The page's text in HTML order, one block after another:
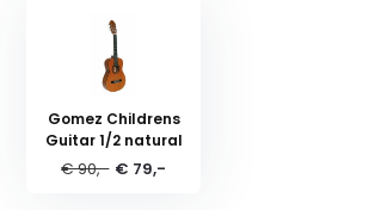
Gomez Childrens
Guitar 1/2 natural
€ 90,- € 79,-